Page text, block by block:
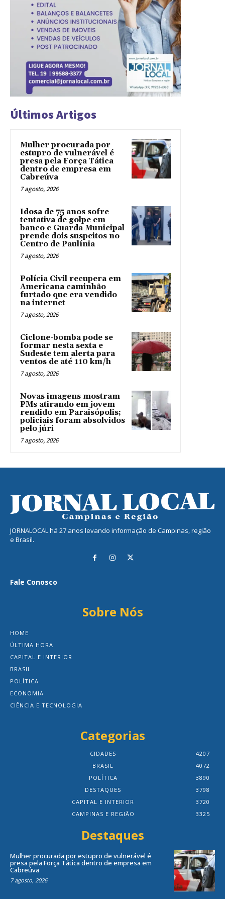
Últimos Artigos
Mulher procurada por
estupro de vulnerável é
presa pela Força Tática
dentro de empresa em
Cabreúva
7 agosto, 2026
Idosa de 75 anos sofre
tentativa de golpe em
banco e Guarda Municipal
prende dois suspeitos no
Centro de Paulínia
7 agosto, 2026
Polícia Civil recupera em
Americana caminhão
furtado que era vendido
na internet
7 agosto, 2026
Ciclone-bomba pode se
formar nesta sexta e
Sudeste tem alerta para
ventos de até 110 km/h
7 agosto, 2026
Novas imagens mostram
PMs atirando em jovem
rendido em Paraisópolis;
policiais foram absolvidos
pelo júri
7 agosto, 2026
JORNALOCAL há 27 anos levando informação de Campinas, região
e Brasil.
Fale Conosco
Sobre Nós
HOME
ÚLTIMA HORA
CAPITAL E INTERIOR
BRASIL
POLÍTICA
ECONOMIA
CIÊNCIA E TECNOLOGIA
Categorias
CIDADES
4207
BRASIL
4072
POLÍTICA
3890
DESTAQUES
3798
CAPITAL E INTERIOR
3720
CAMPINAS E REGIÃO
3325
Destaques
Mulher procurada por estupro de vulnerável é
presa pela Força Tática dentro de empresa em
Cabreúva
7 agosto, 2026